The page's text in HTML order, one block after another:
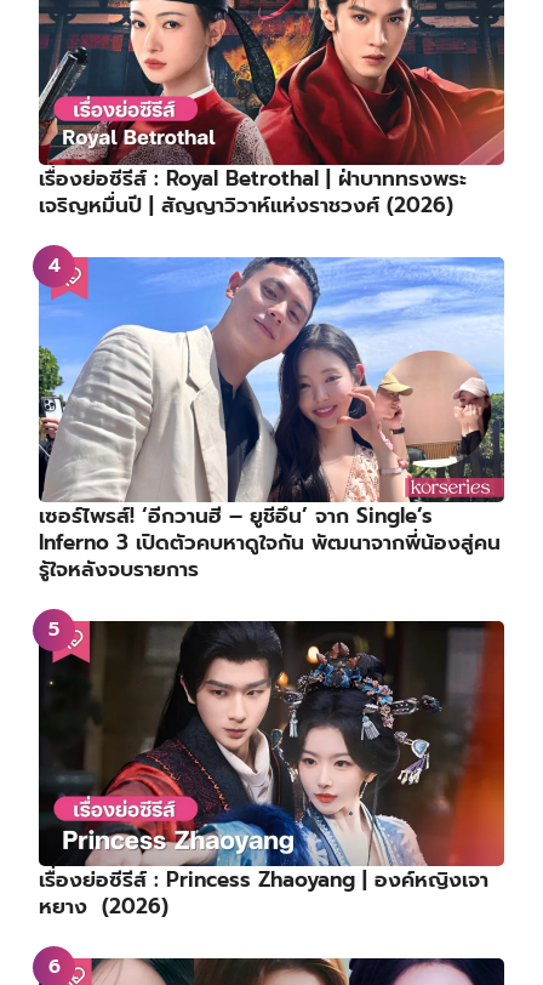
เรื่องย่อซีรีส์ : Royal Betrothal | ฝ่าบาททรงพระ
เจริญหมื่นปี | สัญญาวิวาห์แห่งราชวงศ์ (2026)
เซอร์ไพรส์! ‘อีกวานฮี – ยูชีอึน’ จาก Single’s
Inferno 3 เปิดตัวคบหาดูใจกัน พัฒนาจากพี่น้องสู่คน
รู้ใจหลังจบรายการ
เรื่องย่อซีรีส์ : Princess Zhaoyang | องค์หญิงเจา
หยาง (2026)